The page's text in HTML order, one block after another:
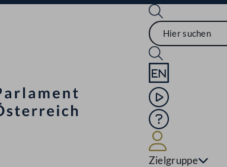
Sprache English
Mediathek
Hilfe
Zielgruppe